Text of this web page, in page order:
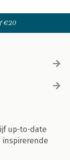
€20
up-to-date
inspirerende